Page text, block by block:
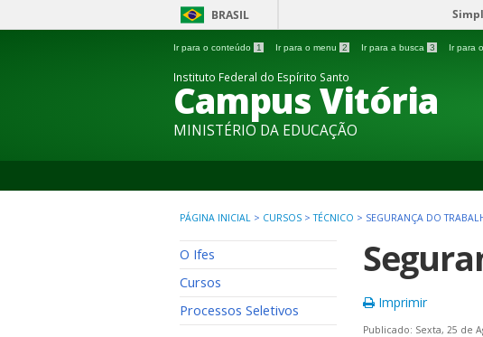
BRASIL
Ir para o conteúdo 1 Ir para o menu 2 Ir para a busca 3 Ir para
Instituto Federal do Espírito Santo
Campus Vitória
MINISTÉRIO DA EDUCAÇÃO
PÁGINA INICIAL > CURSOS >TÉCNICO > SEGURANÇA DO
O Ifes
Cursos
Processos Seletivos
Imprimir
Publicado: Sexta, 25 de